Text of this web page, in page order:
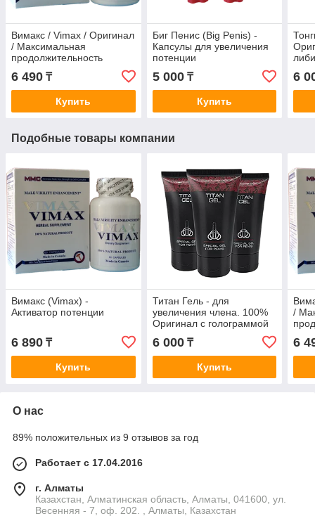
Вимакс / Vimax / Оригинал
/ Максимальная
продолжительность
6 490 ₸
Купить
Биг Пенис (Big Penis) -
Капсулы для увеличения
потенции
5 000₸
Купить
6
Подобные товары компании
Вимакс (Vimax) -
Активатор потенции
6 890 ₸
Купить
Титан Гель - для
увеличения члена. 100%
Оригинал с голограммой
и реальным эффектом /
Возбуждающие средства
6 000₸
Купить
/
6
О нас
89% положительных из 9 отзывов за год
Работает с 17.04.2016
г. Алматы
Казахстан, Алматинская область, Алматы, 041600, ул.
Весенняя - 7, оф. 202. , Алматы, Казахстан